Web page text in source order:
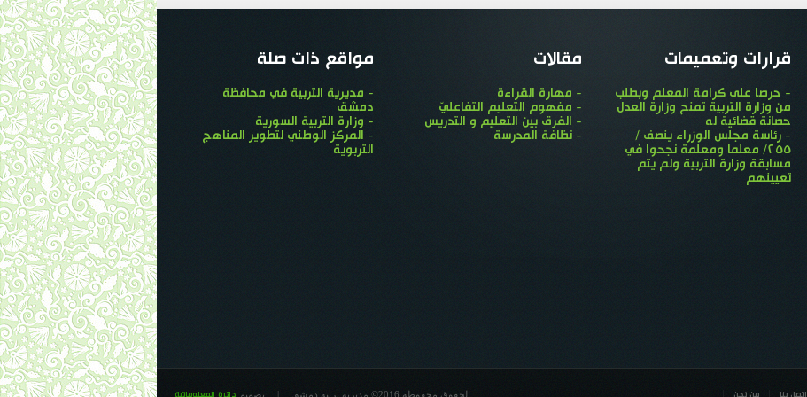
قرارات وتعميمات
- حرصا على كرامة المعلم وبطلب
من وزارة التربية تمنح وزارة العدل
حصانة قضائية له
- رئاسة مجلس الوزراء ينصف /
٢٥٥/ معلما ومعلمة نجحوا في
مسابقة وزارة التربية ولم يتم
تعيينهم
مقالات
- مهارة القراءة
- مفهوم التعليم التفاعليّ
- الفرق بين التعليم و التدريس
- نظافة المدرسة
مواقع ذات صلة
- مديرية التربية في محافظة
دمشق
- وزارة التربية السورية
- المركز الوطني لتطوير المناهج
التربوية
إتصل بنا من نحن الحقوق محفوظة 2016© مديرية تربية دمشق | تصميم دائرة المعلوماتية